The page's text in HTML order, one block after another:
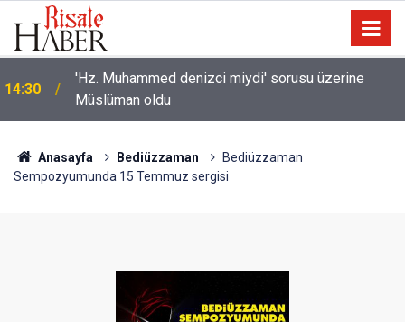
14:30
'Hz. Muhammed denizci miydi' sorusu üzerine
Müslüman oldu
Anasayfa Bediüzzaman
Bediüzzaman
Sempozyumunda 15 Temmuz sergisi